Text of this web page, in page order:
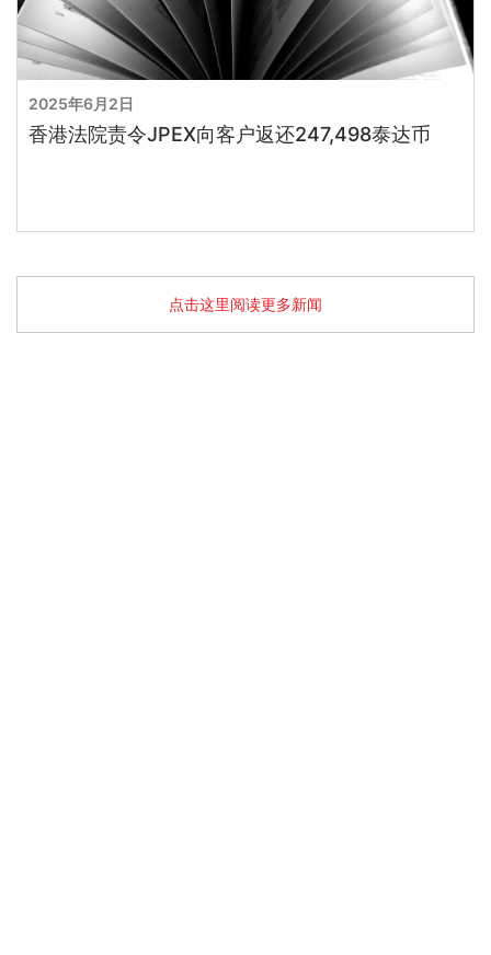
香港法院责令JPEX向客户返还247,498泰达币
2025年6月2日
点击这里阅读更多新闻